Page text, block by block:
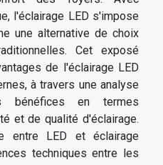
l'éclairage LED s'impose
une alternative de choix
Cet exposé
de l'éclairage LED
à travers une analyse
bénéfices en termes
et de qualité d'éclairage.
entre LED et éclairage
techniques entre les